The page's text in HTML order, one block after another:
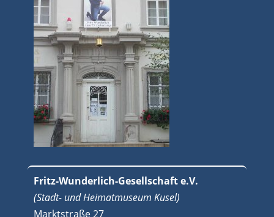
Fritz-Wunderlich-Gesellschaft e.V.
(Stadt- und Heimatmuseum Kusel)
Marktstraße 27